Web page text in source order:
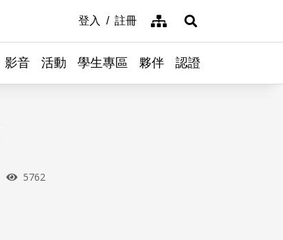
登入 註冊 網站導覽展開搜尋
影音 活動 學生專區 夥伴 認證
瀏覽次數
5762